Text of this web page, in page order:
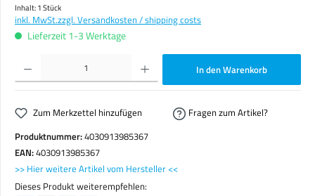
Inhalt:1 Stück
inkl. MwSt.zzgl. Versandkosten / shipping costs
Lieferzeit 1-3 Werktage
Produkt Anzahl: Gib den gewünschten Wert ein oder benutze die Schaltflächen um die Anzahl zu
In den Warenkorb
Zum Merkzettel hinzufügen
Fragen zum Artikel?
Produktnummer:4030913985367
EAN:4030913985367
>> Hier weitere Artikel vom Hersteller <<
Dieses Produkt weiterempfehlen: